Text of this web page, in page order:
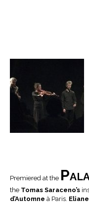
Premiered at the
the Tomas Saraceno’s
d’Automne à Paris. Eliane